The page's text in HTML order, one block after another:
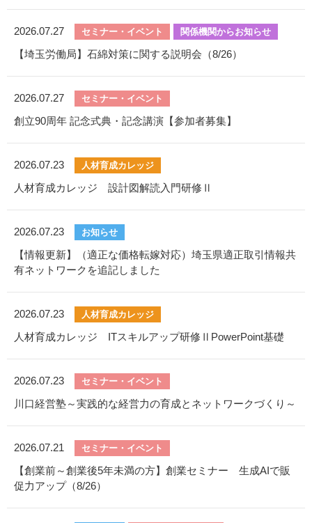
2026.07.27 セミナー・イベント 関係機関からお知らせ
【埼玉労働局】石綿対策に関する説明会（8/26）
2026.07.27 セミナー・イベント
創立90周年 記念式典・記念講演【参加者募集】
2026.07.23 人材育成カレッジ
人材育成カレッジ 設計図解読入門研修Ⅱ
2026.07.23 お知らせ
【情報更新】（適正な価格転嫁対応）埼玉県適正取引情報共
有ネットワークを追記しました
2026.07.23 人材育成カレッジ
人材育成カレッジ ITスキルアップ研修ⅡPowerPoint基礎
2026.07.23 セミナー・イベント
川口経営塾～実践的な経営力の育成とネットワークづくり～
2026.07.21 セミナー・イベント
【創業前～創業後5年未満の方】創業セミナー 生成AIで販
促力アップ（8/26）